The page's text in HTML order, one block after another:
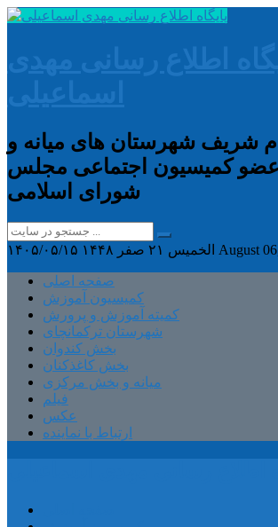
شریف شهرستان های میانه و
عضو کمیسیون اجتماعی مجلس
شورای اسلامی
۱۴۰۵/۰۵/۱۵ الخميس ۲۱ صفر ۱۴۴۸ August
صفحه اصلی
کمیسیون آموزش
کمیته آموزش و پرورش
شهرستان ترکمانچای
بخش کندوان
بخش کاغذکنان
میانه و بخش مرکزی
فیلم
عکس
ارتباط با نماینده